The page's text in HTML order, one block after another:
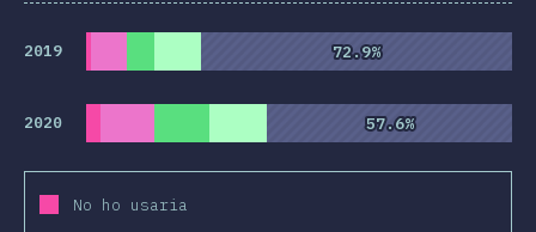
2019 72.9%
72.9%
2020 57.6%
57.6%
No ho usaria